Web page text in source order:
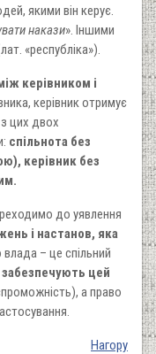
якими він керує.
накази». Іншими
«республіка»).
керівником і
керівник отримує
з цих двох
спільнота без
керівник без
до уявлення
і настанов, яка
– це спільний
цей
а право
Нагору